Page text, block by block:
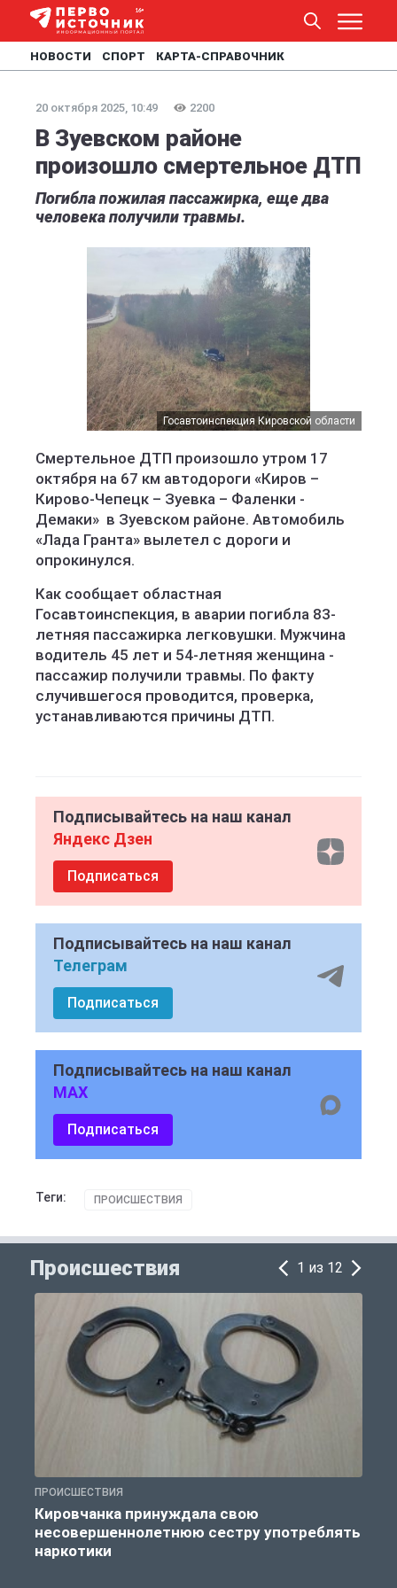
НОВОСТИ СПОРТ КАРТА-СПРАВОЧНИК
20 октября 2025, 10:49 2200
В Зуевском районе
произошло смертельное ДТП
Погибла пожилая пассажирка, еще два
человека получили травмы.
Госавтоинспекция Кировской области
Смертельное ДТП произошло утром 17
октября на 67 км автодороги «Киров –
Кирово-Чепецк – Зуевка – Фаленки -
Демаки» в Зуевском районе. Автомобиль
«Лада Гранта» вылетел с дороги и
опрокинулся.
Как сообщает областная
Госавтоинспекция, в аварии погибла 83-
летняя пассажирка легковушки. Мужчина
водитель 45 лет и 54-летняя женщина -
пассажир получили травмы. По факту
случившегося проводится, проверка,
устанавливаются причины ДТП.
Подписывайтесь на наш канал
Яндекс Дзен
Подписаться
Подписывайтесь на наш канал
Телеграм
Подписаться
Подписывайтесь на наш канал
MAX
Подписаться
Теги: ПРОИСШЕСТВИЯ
Происшествия 1 из 12
ПРОИСШЕСТВИЯ
Кировчанка принуждала свою
несовершеннолетнюю сестру употреблять
наркотики